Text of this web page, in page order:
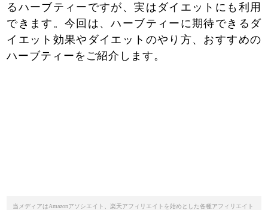
るハーブティーですが、実はダイエットにも利用
できます。今回は、ハーブティーに期待できるダ
イエット効果やダイエットのやり方、おすすめの
ハーブティーをご紹介します。
当メディアはAmazonアソシエイト、楽天アフィリエイトを始めとした各種アフィリエイト